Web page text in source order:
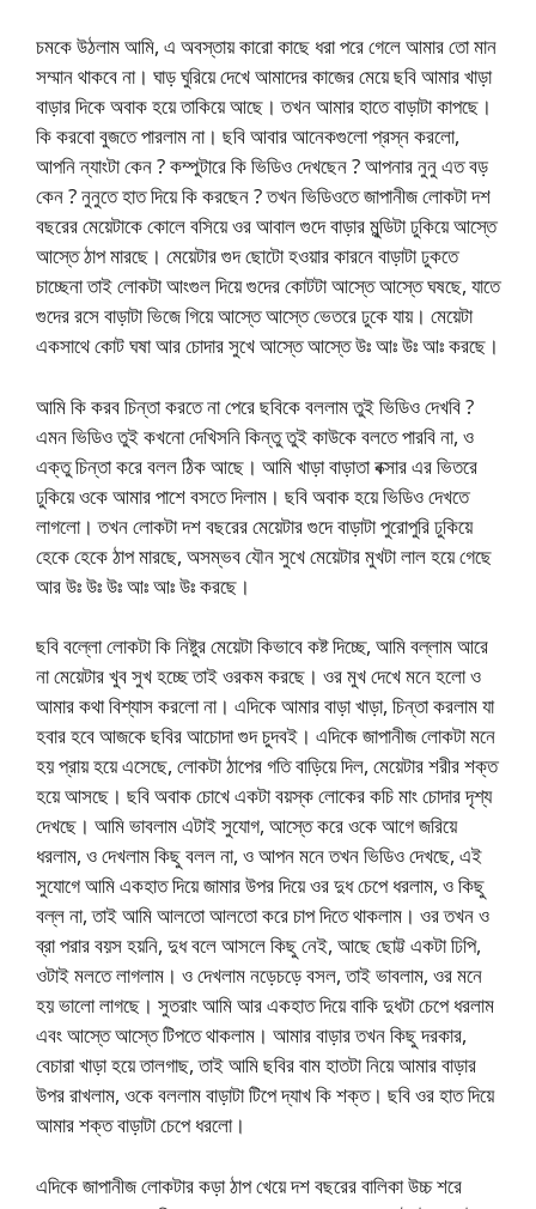
চমকে উঠলাম আমি, এ অবস্তায় কারো কাছে ধরা পরে গেলে আমার তো মান
সম্মান থাকবে না। ঘাড় ঘুরিয়ে দেখে আমাদের কাজের মেয়ে ছবি আমার খাড়া
বাড়ার দিকে অবাক হয়ে তাকিয়ে আছে। তখন আমার হাতে বাড়াটা কাপছে।
কি করবো বুজতে পারলাম না। ছবি আবার আনেকগুলো প্রস্ন করলো,
আপনি ন্যাংটা কেন ? কম্পুটারে কি ভিডিও দেখছেন ? আপনার নুনু এত বড়
কেন ? নুনুতে হাত দিয়ে কি করছেন ? তখন ভিডিওতে জাপানীজ লোকটা দশ
বছরের মেয়েটাকে কোলে বসিয়ে ওর আবাল গুদে বাড়ার মুন্ডিটা ঢুকিয়ে আস্তে
আস্তে ঠাপ মারছে। মেয়েটার গুদ ছোটো হওয়ার কারনে বাড়াটা ঢুকতে
চাচ্ছেনা তাই লোকটা আংগুল দিয়ে গুদের কোটটা আস্তে আস্তে ঘষছে, যাতে
গুদের রসে বাড়াটা ভিজে গিয়ে আস্তে আস্তে ভেতরে ঢুকে যায়। মেয়েটা
একসাথে কোট ঘষা আর চোদার সুখে আস্তে আস্তে উঃ আঃ উঃ আঃ করছে।
আমি কি করব চিন্তা করতে না পেরে ছবিকে বললাম তুই ভিডিও দেখবি ?
এমন ভিডিও তুই কখনো দেখিসনি কিন্তু তুই কাউকে বলতে পারবি না, ও
এক্তু চিন্তা করে বলল ঠিক আছে। আমি খাড়া বাড়াতা বক্সার এর ভিতরে
ঢুকিয়ে ওকে আমার পাশে বসতে দিলাম। ছবি অবাক হয়ে ভিডিও দেখতে
লাগলো। তখন লোকটা দশ বছরের মেয়েটার গুদে বাড়াটা পুরোপুরি ঢুকিয়ে
হেকে হেকে ঠাপ মারছে, অসম্ভব যৌন সুখে মেয়েটার মুখটা লাল হয়ে গেছে
আর উঃ উঃ উঃ আঃ আঃ উঃ করছে।
ছবি বল্লো লোকটা কি নিষ্টুর মেয়েটা কিভাবে কষ্ট দিচ্ছে, আমি বল্লাম আরে
না মেয়েটার খুব সুখ হচ্ছে তাই ওরকম করছে। ওর মুখ দেখে মনে হলো ও
আমার কথা বিশ্যাস করলো না। এদিকে আমার বাড়া খাড়া, চিন্তা করলাম যা
হবার হবে আজকে ছবির আচোদা গুদ চুদবই। এদিকে জাপানীজ লোকটা মনে
হয় প্রায় হয়ে এসেছে, লোকটা ঠাপের গতি বাড়িয়ে দিল, মেয়েটার শরীর শক্ত
হয়ে আসছে। ছবি অবাক চোখে একটা বয়স্ক লোকের কচি মাং চোদার দৃশ্য
দেখছে। আমি ভাবলাম এটাই সুযোগ, আস্তে করে ওকে আগে জরিয়ে
ধরলাম, ও দেখলাম কিছু বলল না, ও আপন মনে তখন ভিডিও দেখছে, এই
সুযোগে আমি একহাত দিয়ে জামার উপর দিয়ে ওর দুধ চেপে ধরলাম, ও কিছু
বল্ল না, তাই আমি আলতো আলতো করে চাপ দিতে থাকলাম। ওর তখন ও
ব্রা পরার বয়স হয়নি, দুধ বলে আসলে কিছু নেই, আছে ছোট্ট একটা ঢিপি,
ওটাই মলতে লাগলাম। ও দেখলাম নড়েচড়ে বসল, তাই ভাবলাম, ওর মনে
হয় ভালো লাগছে। সুতরাং আমি আর একহাত দিয়ে বাকি দুধটা চেপে ধরলাম
এবং আস্তে আস্তে টিপতে থাকলাম। আমার বাড়ার তখন কিছু দরকার,
বেচারা খাড়া হয়ে তালগাছ, তাই আমি ছবির বাম হাতটা নিয়ে আমার বাড়ার
উপর রাখলাম, ওকে বললাম বাড়াটা টিপে দ্যাখ কি শক্ত। ছবি ওর হাত দিয়ে
আমার শক্ত বাড়াটা চেপে ধরলো।
এদিকে জাপানীজ লোকটার কড়া ঠাপ খেয়ে দশ বছরের বালিকা উচ্চ শরে